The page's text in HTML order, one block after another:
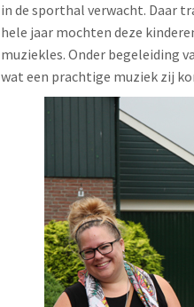
in de sporthal verwacht. Daar
hele jaar mochten deze
muziekles. Onder begeleiding
wat een prachtige muziek zij